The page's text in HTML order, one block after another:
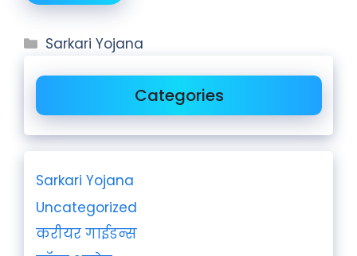
Sarkari Yojana
Categories
Sarkari Yojana
Uncategorized
करीयर गाईडन्स